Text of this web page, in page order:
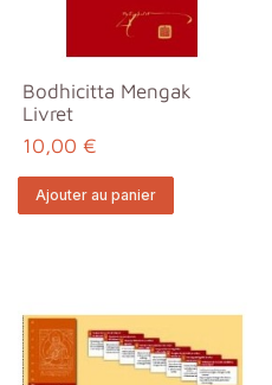
Bodhicitta Mengak
Livret
10,00 €
Ajouter au panier